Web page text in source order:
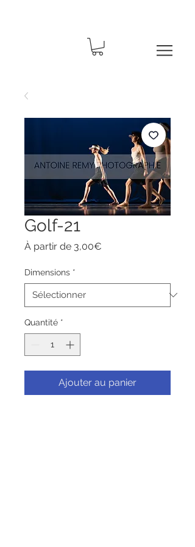
Golf-21
À partir de 3,00€
Dimensions *
Quantité *
Ajouter au panier